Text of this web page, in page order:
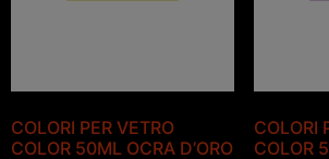
COLORI PER VETRO
COLOR 50ML OCRA D’ORO
COLORI
COLOR